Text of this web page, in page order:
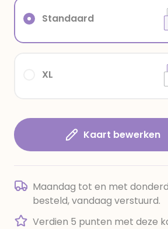
XL
Standaard
Kaart bewerken
Maandag tot en met
besteld, vandaag verstuurd.
Verdien 5 punten met deze